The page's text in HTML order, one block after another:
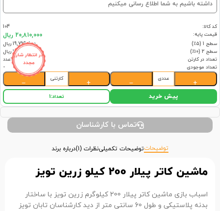
داشته باشیم به شما اطلاع رسانی میکنیم
در انتظار شارژ
مجدد
کد کالا:
104
قیمت پایه:
20,810,000 ریال
سطح 1 (۵٪)
19,769,500 ریال
سطح 2 (۱۰٪)
18,729,000 ریال
تعداد در کارتن
1عدد
تعداد موجودی
-
+
عددی
−
+
کارتنی
−
پیش خرید تعداد:1
تماس با کارشناسان
توضیحاتتوضیحات تکمیلینظرات (1) درباره برند
ماشین کاتر پیلار 200 کیلو زرین تویز
اسباب بازی ماشین کاتر پیلار 200 کیلوگرم زرین تویز با ساختار
بدنه پلاستیکی و طول 60 سانتی متر از دید کارشناسان تابان تویز